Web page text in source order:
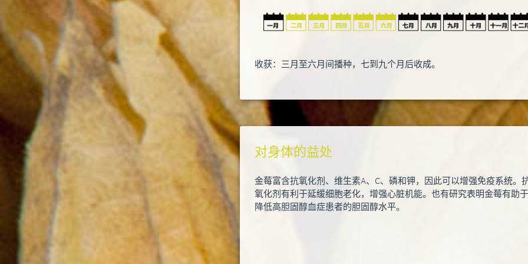
收获：三月至六月间播种，七到九个月后收成。
对身体的益处
金莓富含抗氧化剂、维生素A、C、磷和钾，因此可以增强免疫系统。
氧化剂有利于延缓细胞老化，增强心脏机能。也有研究表明金莓有助于
降低高胆固醇血症患者的胆固醇水平。